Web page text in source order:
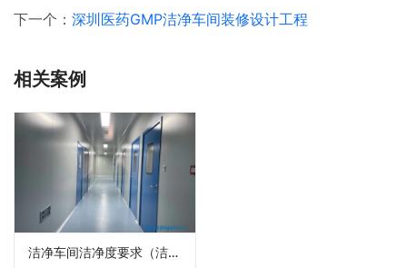
下一个： 深圳医药GMP洁净车间装修设计工程
相关案例
洁净车间洁净度要求（洁净车间装修设计标准规范）